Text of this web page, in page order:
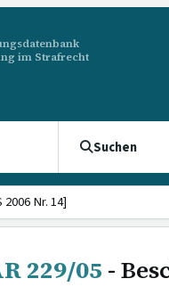
im Strafrecht
Suchen
Nr. 14]
229/05 -